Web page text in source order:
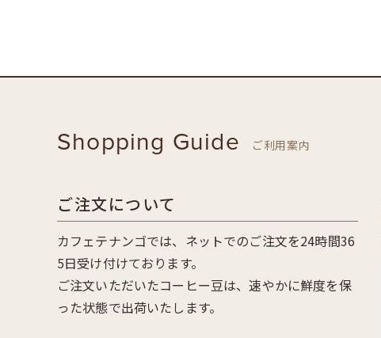
Shopping Guide ご利用案内
ご注文について
カフェテナンゴでは、ネットでのご注文を24時間36
5日受け付けております。
ご注文いただいたコーヒー豆は、速やかに鮮度を保
った状態で出荷いたします。